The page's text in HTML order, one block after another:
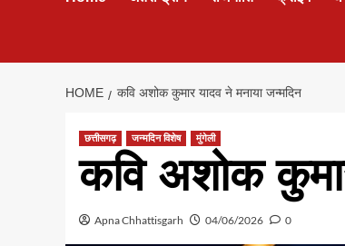
HOME कवि अशोक कुमार यादव ने मनाया जन्मदिन
छत्तीसगढ़ जन्मदिन विशेष मुंगेली
कवि अशोक
Apna Chhattisgarh 04/06/2026 0